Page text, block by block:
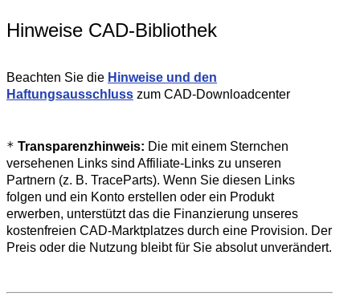
Hinweise CAD-Bibliothek
Beachten Sie die Hinweise und den
Haftungsausschluss zum CAD-Downloadcenter
* Transparenzhinweis: Die mit einem Sternchen
versehenen Links sind Affiliate-Links zu unseren
Partnern (z. B. TraceParts). Wenn Sie diesen Links
folgen und ein Konto erstellen oder ein Produkt
erwerben, unterstützt das die Finanzierung unseres
kostenfreien CAD-Marktplatzes durch eine Provision. Der
Preis oder die Nutzung bleibt für Sie absolut unverändert.